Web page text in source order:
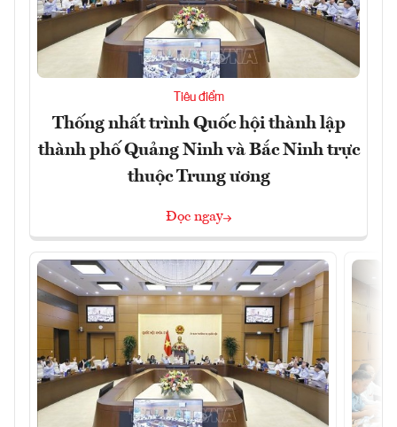
Tiêu điểm
Thống nhất trình Quốc hội thành lập
thành phố Quảng Ninh và Bắc Ninh trực
thuộc Trung ương
Đọc ngay